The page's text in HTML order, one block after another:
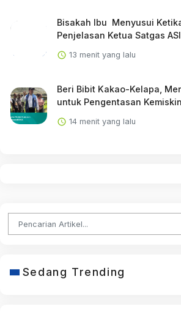
Bisakah Ibu Menyusui
Penjelasan Ketua Satgas ASI
13 menit yang lalu
Beri Bibit Kakao-Kelapa,
untuk Pengentasan
14 menit yang lalu
Sedang Trending